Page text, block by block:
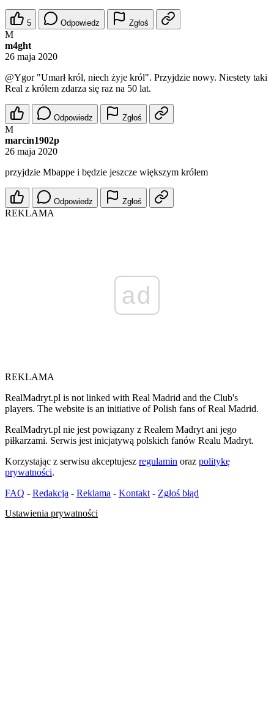
5 Odpowiedz Zgłoś
M
m4ght
26 maja 2020
@Ygor"Umarł król, niech żyje król". Przyjdzie nowy. Niestety taki
Real z królem zdarza się raz na 50 lat.
Odpowiedz Zgłoś
M
marcin1902p
26 maja 2020
przyjdzie Mbappe i będzie jeszcze większym królem
Odpowiedz Zgłoś
REKLAMA
ad
REKLAMA
RealMadryt.pl is not linked with Real Madrid and the Club's
players. The website is an initiative of Polish fans of Real Madrid.
RealMadryt.pl nie jest powiązany z Realem Madryt ani jego
piłkarzami. Serwis jest inicjatywą polskich fanów Realu Madryt.
Korzystając z serwisu akceptujesz regulamin oraz politykę
prywatności.
FAQ - Redakcja - Reklama - Kontakt - Zgłoś błąd
Ustawienia prywatności